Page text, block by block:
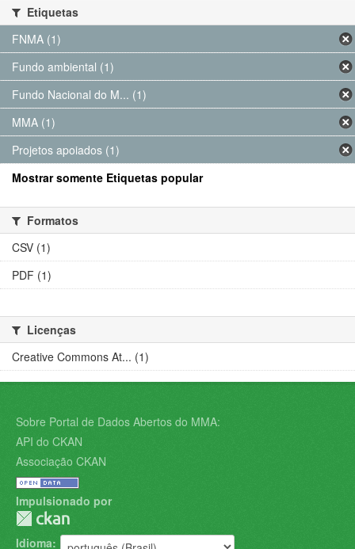
Etiquetas
FNMA (1)
Fundo ambiental (1)
Fundo Nacional do M... (1)
MMA (1)
Projetos apoiados (1)
Mostrar somente Etiquetas popular
Formatos
CSV (1)
PDF (1)
Licenças
Creative Commons At... (1)
Sobre Portal de Dados Abertos do MMA:
API do CKAN
Associação CKAN
Impulsionado por
Idioma